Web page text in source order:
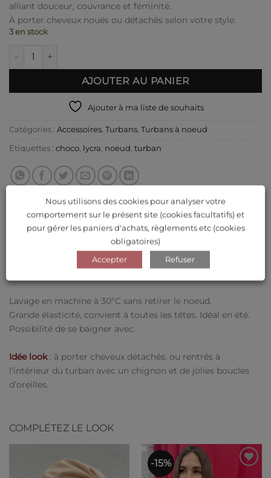
alliant douceur, couvrance et féminité.
À porter cheveux noués ou détachés selon votre style.
3 en stock
quantité de Turban à noeud lycra choco
AJOUTER AU PANIER
Ajouter à ma liste de souhaits
Catégories : Accessoires Turbans Turbans à noeud
Étiquettes : choco lycra noeud turban
Lavage en machine à 30°C sans retirer le noeud.
Grande élasticité, convient à toutes les têtes. Idéal en été.
Possibilité de se baigner avec.
Idée look : à porter cheveux détachés, ou rentrés à
l’intérieur du turban avec un chignon et de jolies boucles
d’oreilles.
COMPLÉTEZ LE LOOK
Ajouter
-15%
Nous utilisons des cookies pour analyser votre
comportement sur le présent site (cookies facultatifs) et
pour gérer les paniers d'achats, règlements etc (cookies
obligatoires)
Accepter
Refuser